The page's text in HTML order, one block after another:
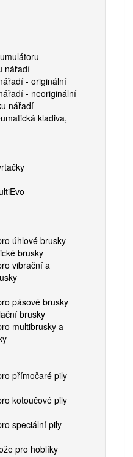
nářadí
- originální
- neoriginální
nářadí
kladiva,
úhlové brusky
brusky
vibrační a
pásové brusky
brusky
multibrusky a
přímočaré pily
kotoučové pily
speciální pily
pro hoblíky